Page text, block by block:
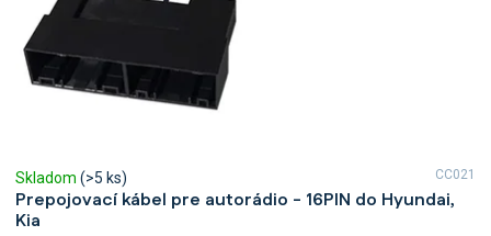
Prepojovací kábel pre autorádio - 16PIN do Hyundai,
Kia
Skladom (>5 ks) CC021